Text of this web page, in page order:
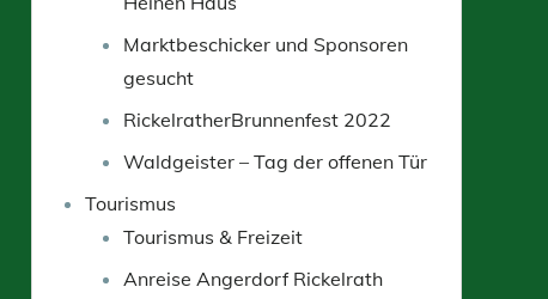
Marktbeschicker und Sponsoren
gesucht
RickelratherBrunnenfest 2022
Waldgeister – Tag der offenen Tür
Tourismus
Tourismus & Freizeit
Anreise Angerdorf Rickelrath